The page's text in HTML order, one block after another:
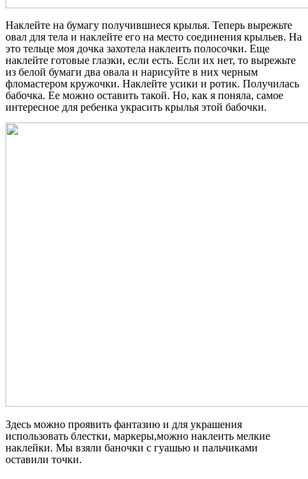
Наклейте на бумагу получившиеся крылья. Теперь вырежьте
овал для тела и наклейте его на место соединения крыльев. На
это тельце моя дочка захотела наклеить полосочки. Еще
наклейте готовые глазки, если есть. Если их нет, то вырежьте
из белой бумаги два овала и нарисуйте в них черным
фломастером кружочки. Наклейте усики и ротик. Получилась
бабочка. Ее можно оставить такой. Но, как я поняла, самое
интересное для ребенка украсить крылья этой бабочки.
Здесь можно проявить фантазию и для украшения
использовать блестки, маркеры,можно наклеить мелкие
наклейки. Мы взяли баночки с гуашью и пальчиками
оставили точки.